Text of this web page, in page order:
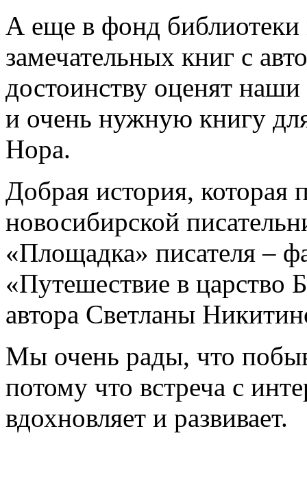
А еще в фонд
замечательных книг с
достоинству оценят
и очень нужную книгу
Нора.
Добрая история, которая
новосибирской
«Площадка» писателя –
«Путешествие в царство
автора Светланы
Мы очень рады, что
потому что встреча с
вдохновляет и развивает.